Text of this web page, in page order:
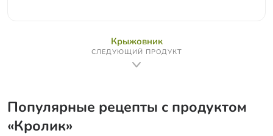
Крыжовник
СЛЕДУЮЩИЙ ПРОДУКТ
Популярные рецепты с продуктом
«Кролик»